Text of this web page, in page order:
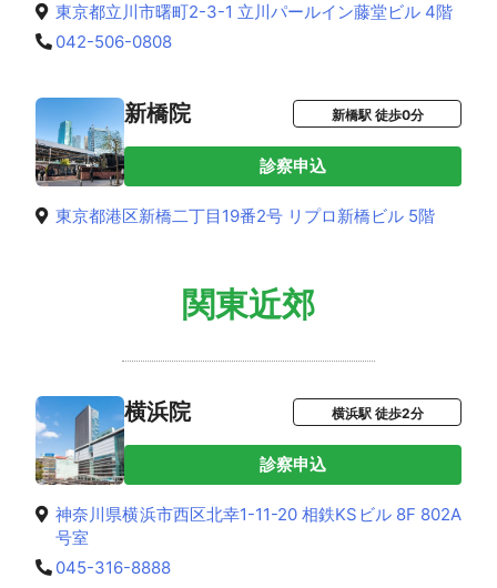
東京都立川市曙町2-3-1 立川パールイン藤堂ビル 4階
042-506-0808
新橋院 新橋駅 徒歩0分
診察申込
東京都港区新橋二丁目19番2号 リプロ新橋ビル 5階
関東近郊
横浜院 横浜駅 徒歩2分
診察申込
神奈川県横浜市西区北幸1-11-20 相鉄KSビル 8F 802A
号室
045-316-8888